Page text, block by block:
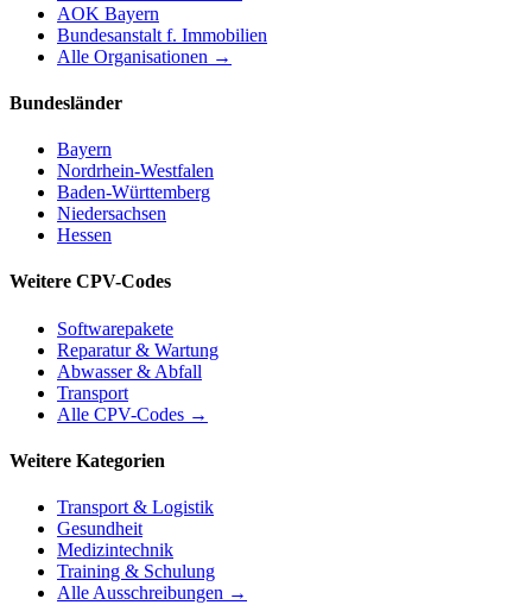
AOK Bayern
Bundesanstalt f. Immobilien
Alle Organisationen →
Bundesländer
Bayern
Nordrhein-Westfalen
Baden-Württemberg
Niedersachsen
Hessen
Weitere CPV-Codes
Softwarepakete
Reparatur & Wartung
Abwasser & Abfall
Transport
Alle CPV-Codes →
Weitere Kategorien
Transport & Logistik
Gesundheit
Medizintechnik
Training & Schulung
Alle Ausschreibungen →